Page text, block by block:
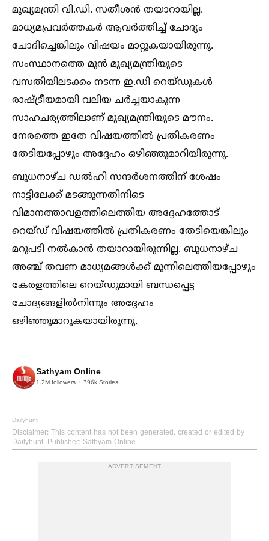
മുഖ്യമന്ത്രി വി.ഡി. സതീശൻ തയാറായില്ല.
മാധ്യമപ്രവർത്തകർ ആവർത്തിച്ച്‌ ചോദ്യം
ചോദിച്ചെങ്കിലും വിഷയം മാറ്റുകയായിരുന്നു.
സംസ്ഥാനത്തെ മുൻ മുഖ്യമന്ത്രിയുടെ
വസതിയിലടക്കം നടന്ന ഇ.ഡി റെയ്ഡുകള്‍
രാഷ്ട്രീയമായി വലിയ ചർച്ചയാകുന്ന
സാഹചര്യത്തിലാണ് മുഖ്യമന്ത്രിയുടെ മൗനം.
നേരത്തെ ഇതേ വിഷയത്തില്‍ പ്രതികരണം
തേടിയപ്പോഴും അദ്ദേഹം ഒഴിഞ്ഞുമാറിയിരുന്നു.
ബുധനാഴ്ച ഡല്‍ഹി സന്ദർശനത്തിന് ശേഷം
നാട്ടിലേക്ക് മടങ്ങുന്നതിനിടെ
വിമാനത്താവളത്തിലെത്തിയ അദ്ദേഹത്തോട്
റെയ്ഡ് വിഷയത്തില്‍ പ്രതികരണം തേടിയെങ്കിലും
മറുപടി നല്‍കാൻ തയാറായിരുന്നില്ല. ബുധനാഴ്ച
അഞ്ച് തവണ മാധ്യമങ്ങള്‍ക്ക് മുന്നിലെത്തിയപ്പോഴും
കേരളത്തിലെ റെയ്ഡുമായി ബന്ധപ്പെട്ട
ചോദ്യങ്ങളില്‍നിന്നും അദ്ദേഹം
ഒഴിഞ്ഞുമാറുകയായിരുന്നു.
Sathyam Online
1.2M followers 396k Stories
Dailyhunt
Disclaimer: This content has not been generated, created or edited by
Dailyhunt. Publisher: Sathyam Online
ADVERTISEMENT